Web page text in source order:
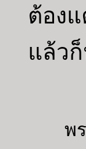
ต้อง
แล้ว
พ